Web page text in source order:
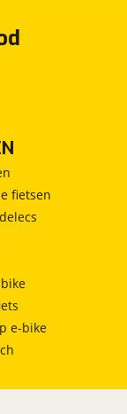
fietsen
e-bike